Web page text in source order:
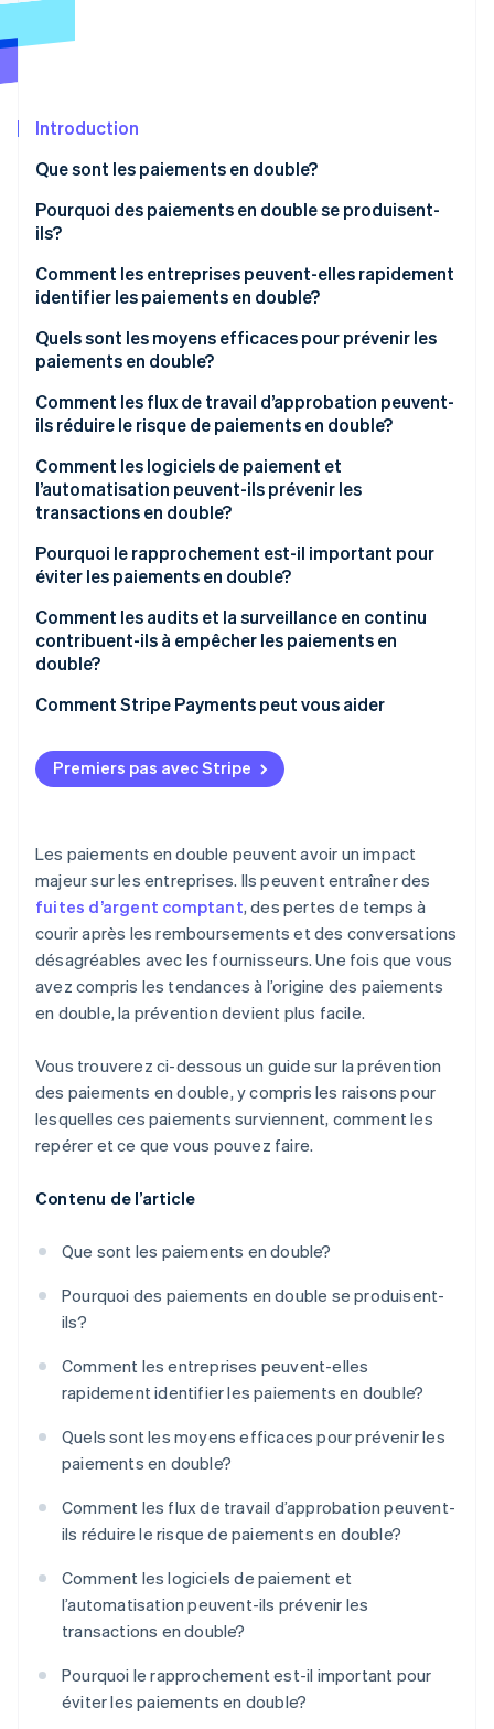
Constitution d'une entreprise
Identity
Stripe Sessions 2026
Découvrez comment Stripe construit l’infrastructure
Regarder
Stripe App Marketplace
Introduction
Que sont les paiements en double?
Pourquoi des paiements en double se produisent-
ils?
Comment les entreprises peuvent-elles rapidement
identifier les paiements en double?
Activez les alertes système
Balayez les données pour repérer les
correspondances proches
Rassemblez toutes les données en une vision unique
Donnez à vos collaborateurs les moyens de signaler
un problème
Quels sont les moyens efficaces pour prévenir les
paiements en double?
Des données fournisseur propres et cohérentes
Une réception uniformisée des factures
Des contrôles internes clairs
Des pratiques de paiement prévisibles
Comment les flux de travail d’approbation peuvent-
ils réduire le risque de paiements en double?
Comment les logiciels de paiement et
l’automatisation peuvent-ils prévenir les
transactions en double?
Automatisation de la capture et du rapprochement
des données de factures
Détection des paiements en double en temps réel
Identifiants uniques
Intégration système et données unifiées
Pourquoi le rapprochement est-il important pour
éviter les paiements en double?
Comment les audits et la surveillance en continu
contribuent-ils à empêcher les paiements en
double?
Des vérifications approfondies périodiques
Une surveillance en continu
Une amélioration grâce à la rétroaction
Comment Stripe Payments peut vous aider
Premiers pas avec Stripe
Les paiements en double peuvent avoir un impact
majeur sur les entreprises. Ils peuvent entraîner des
fuites d’argent comptant, des pertes de temps à
courir après les remboursements et des conversations
désagréables avec les fournisseurs. Une fois que vous
avez compris les tendances à l’origine des paiements
en double, la prévention devient plus facile.
Vous trouverez ci-dessous un guide sur la prévention
des paiements en double, y compris les raisons pour
lesquelles ces paiements surviennent, comment les
repérer et ce que vous pouvez faire.
Contenu de l’article
Que sont les paiements en double?
Pourquoi des paiements en double se produisent-
ils?
Comment les entreprises peuvent-elles
rapidement identifier les paiements en double?
Quels sont les moyens efficaces pour prévenir les
paiements en double?
Comment les flux de travail d’approbation peuvent-
ils réduire le risque de paiements en double?
Comment les logiciels de paiement et
l’automatisation peuvent-ils prévenir les
transactions en double?
Pourquoi le rapprochement est-il important pour
éviter les paiements en double?